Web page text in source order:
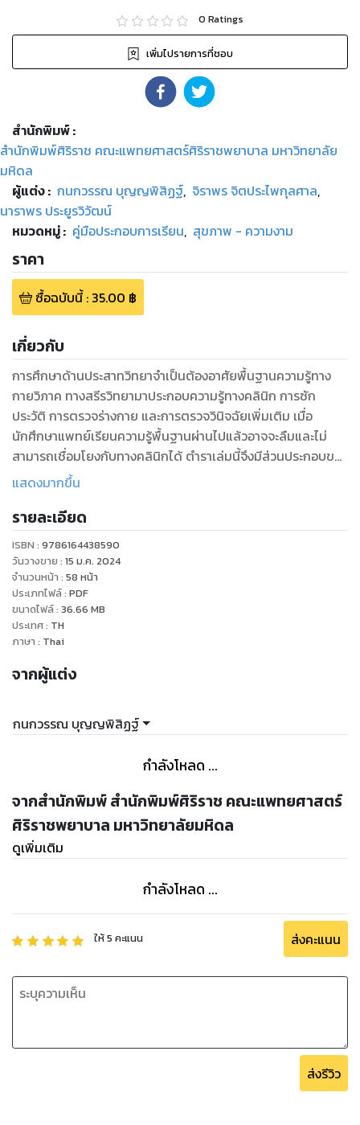
0 Ratings
เพิ่มไปรายการที่ชอบ
สำนักพิมพ์:
สำนักพิมพ์ศิริราช คณะแพทยศาสตร์ศิริราชพยาบาล มหาวิทยาลัย
มหิดล
ผู้แต่ง : กนกวรรณ บุญญพิสิฏฐ์, จิราพร จิตประไพกุลศาล,
นาราพร ประยูรวิวัฒน์
หมวดหมู่: คู่มือประกอบการเรียน, สุขภาพ - ความงาม
ราคา
ซื้อฉบับนี้: 35.00 ฿
เกี่ยวกับ
การศึกษาด้านประสาทวิทยาจำเป็นต้องอาศัยพื้นฐานความรู้ทาง
กายวิภาค ทางสรีรวิทยามาประกอบความรู้ทางคลินิก การซัก
ประวัติ การตรวจร่างกาย และการตรวจวินิจฉัยเพิ่มเติม เมื่อ
นักศึกษาแพทย์เรียนความรู้พื้นฐานผ่านไปแล้วอาจจะลืมและไม่
สามารถเชื่อมโยงกับทางคลินิกได้ ตำราเล่มนี้จึงมีส่วนประกอบของ
เนื้อหาวิชาทางกายวิภาคและสรีรวิทยาที่จำเป็นสำหรับนักศึกษา
หมายให้เกิดความเข้าใจในเนื้อหาด้านประสาทวิทยามากขึ้น
ผู้นิพนธ์หวังว่าเมื่อผู้อ่านสามารถทำความเข้าใจได้แล้ว จะเกิดความ
มั่นใจในความรู้ทางประสาทวิทยามากขึ้น รู้สึกว่าโรคทางระบบ
ประสาทไม่ได้ยากเกินไป การดูแลผู้ป่วยด้านประสาทวิทยาจะมี
ความสุขมากขึ้น
นอกจากเนื้อหาในรูปแบบบทความแล้ว ยังมีการแสดงการตรวจ
ร่างกาย ตลอดจนอาการแสดงของผู้ป่วยด้วยคลิปวิดีโอ ซึ่งจะช่วย
ร่างกายมนุษย์ซึ่งรวมถึงระบบประสาทมีความหลากหลายและซับ
สนใจ
ศึกษาในรายละเอียดเพิ่มเติมต่อไป
แสดงมากขึ้น
รายละเอียด
ISBN : 9786164438590
วันวางขาย : 15 ม.ค. 2024
จำนวนหน้า : 58 หน้า
ประเภทไฟล์: PDF
ขนาดไฟล์: 36.66 MB
ประเทศ: TH
ภาษา : Thai
จากผู้แต่ง
กนกวรรณ บุญญพิสิฏฐ์
กำลังโหลด ...
จากสำนักพิมพ์ สำนักพิมพ์ศิริราช คณะแพทยศาสตร์
ศิริราชพยาบาล มหาวิทยาลัยมหิดล
ดูเพิ่มเติม
กำลังโหลด ...
ให้5 คะแนน ส่งคะแนน
ส่งรีวิว